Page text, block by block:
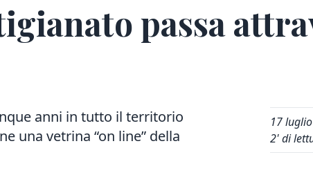
passa
anni in tutto il territorio
una vetrina “on line” della
17
2' di